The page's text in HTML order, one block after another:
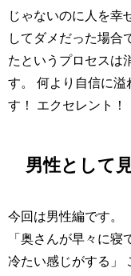
じゃないのに人を幸
してダメだった場合
たというプロセスは
す。 何より自信に
す！ エクセレント！
男性として
今回は男性編です。
「奥さんが早々に寝
冷たい感じがする」